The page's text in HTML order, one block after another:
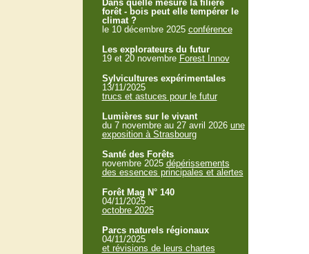
Dans quelle mesure la filière
forêt - bois peut elle tempérer le
climat ?
le 10 décembre 2025 conférence
Les explorateurs du futur
19 et 20 novembre Forest Innov
Sylvicultures expérimentales
13/11/2025
trucs et astuces pour le futur
Lumières sur le vivant
du 7 novembre au 27 avril 2026 une
exposition à Strasbourg
Santé des Forêts
novembre 2025 dépérissements
des essences principales et alertes
Forêt Mag N° 140
04/11/2025
octobre 2025
Parcs naturels régionaux
04/11/2025
et révisions de leurs chartes